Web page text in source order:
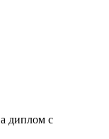
диплом с